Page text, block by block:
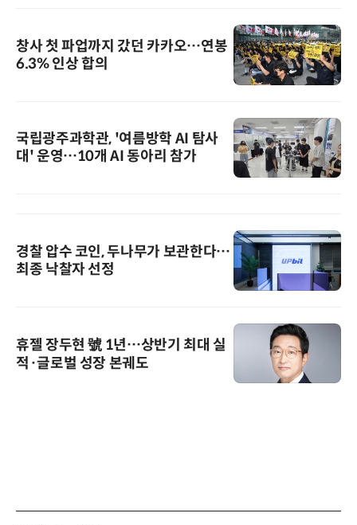
창사 첫 파업까지 갔던 카카오…연봉
6.3% 인상 합의
국립광주과학관, '여름방학 AI 탐사
대' 운영…10개 AI 동아리 참가
경찰 압수 코인, 두나무가 보관한다…
최종 낙찰자 선정
휴젤 장두현 號 1년…상반기 최대 실
적·글로벌 성장 본궤도